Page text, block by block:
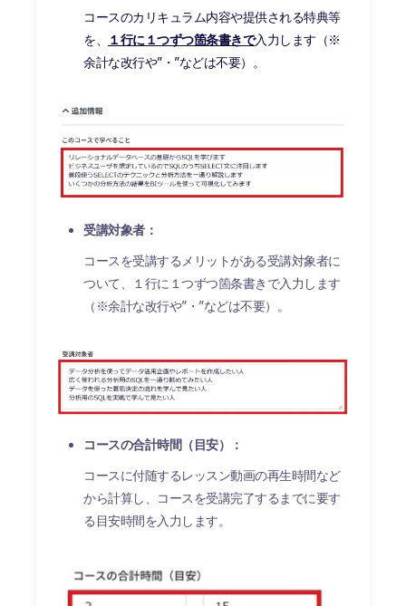
コースのカリキュラム内容や提供される特典等
を、
１行に１つずつ箇条書きで入力します（※
余計な改行や”・”などは不要）。
受講対象者：
コースを受講するメリットがある受講対象者に
ついて、１行に１つずつ箇条書きで入力します
（※余計な改行や”・”などは不要）。
コースの合計時間（目安）：
コースに付随するレッスン動画の再生時間など
から計算し、コースを受講完了するまでに要す
る目安時間を入力します。